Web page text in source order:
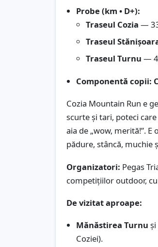
Probe (km • D+):
Traseul Cozia —
Traseul
Traseul Turnu —
Componentă copii:
Cozia Mountain Run e
scurte și tari, poteci
aia de „wow, merită!”.
pădure, stâncă, muchie
Organizatori: Pegas
competițiilor outdoor,
De vizitat aproape:
Mănăstirea Turnu și
Coziei).